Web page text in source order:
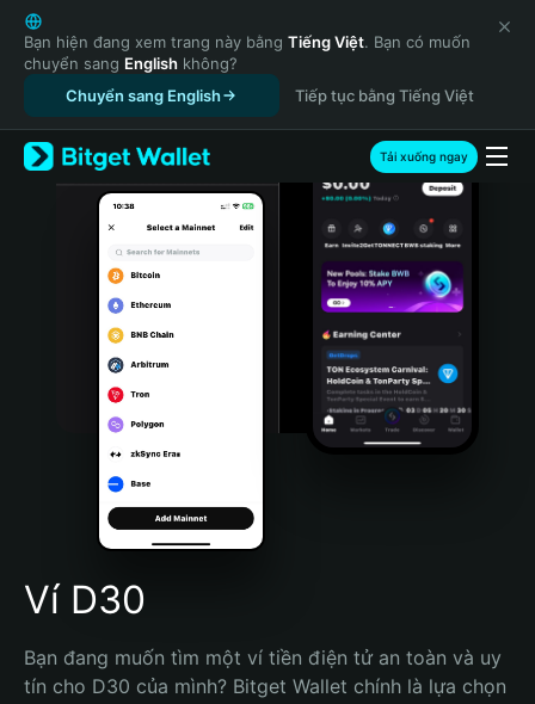
English
日本語
Tiếng Việt
Русский
Español (Latinoamérica)
Türkçe
Italiano
Português (Portugal)
Bahasa Indonesia
Português (Brasil)
Español (Argentina)
Bạn hiện đang xem trang này bằng Tiếng Việt. Bạn có muốn
chuyển sang English không?
Chuyển sang English
Tiếp tục bằng Tiếng Việt
Tải xuống ngay
Ví D30
Bạn đang muốn tìm một ví tiền điện tử an toàn và uy
tín cho D30 của mình? Bitget Wallet chính là lựa chọn